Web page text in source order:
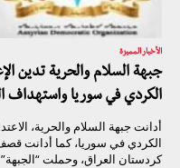
الأخبار المميزة
جبهة السلام والحرية تدين
الكردي في سوريا واستهداف
أدانت جبهة السلام والحرية،
الكردي في سوريا، كما أدانت
كردستان العراق، وحملت